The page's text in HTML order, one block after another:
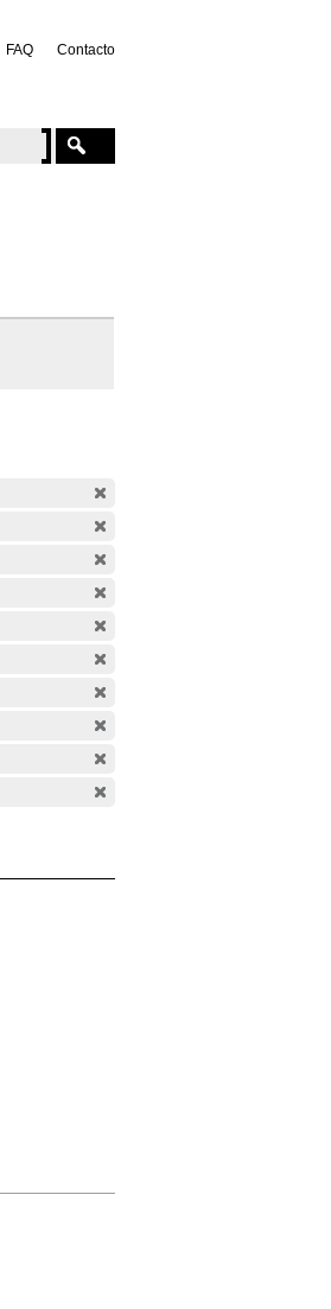
FAQ Contacto